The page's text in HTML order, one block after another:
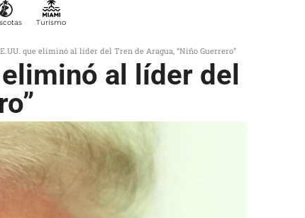
Turismo
que eliminó al líder del Tren de Aragua, “Niño Guerrero”
al líder del